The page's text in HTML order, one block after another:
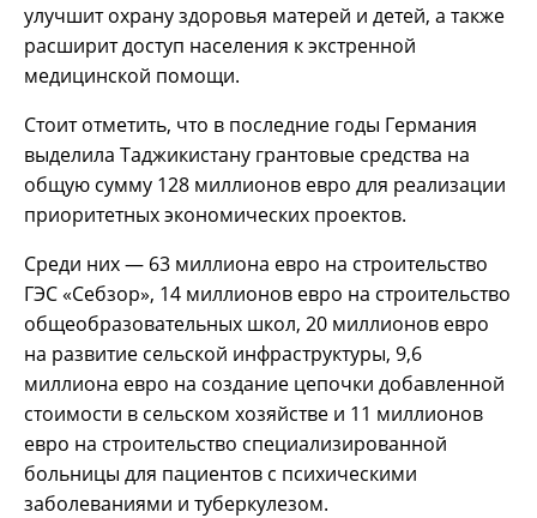
улучшит охрану здоровья матерей и детей, а также
расширит доступ населения к экстренной
медицинской помощи.
Стоит отметить, что в последние годы Германия
выделила Таджикистану грантовые средства на
общую сумму 128 миллионов евро для реализации
приоритетных экономических проектов.
Среди них — 63 миллиона евро на строительство
ГЭС «Себзор», 14 миллионов евро на строительство
общеобразовательных школ, 20 миллионов евро
на развитие сельской инфраструктуры, 9,6
миллиона евро на создание цепочки добавленной
стоимости в сельском хозяйстве и 11 миллионов
евро на строительство специализированной
больницы для пациентов с психическими
заболеваниями и туберкулезом.